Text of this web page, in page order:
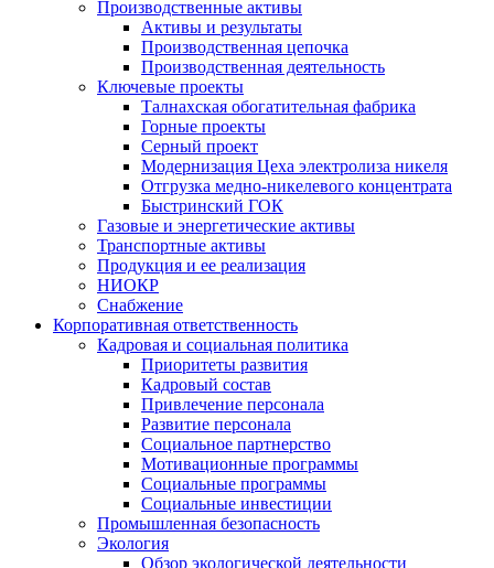
Производственные активы
Активы и результаты
Производственная цепочка
Производственная деятельность
Ключевые проекты
Талнахская обогатительная фабрика
Горные проекты
Серный проект
Модернизация Цеха электролиза никеля
Отгрузка медно-никелевого концентрата
Быстринский ГОК
Газовые и энергетические активы
Транспортные активы
Продукция и ее реализация
НИОКР
Снабжение
Корпоративная ответственность
Кадровая и социальная политика
Приоритеты развития
Кадровый состав
Привлечение персонала
Развитие персонала
Социальное партнерство
Мотивационные программы
Социальные программы
Социальные инвестиции
Промышленная безопасность
Экология
Обзор экологической деятельности